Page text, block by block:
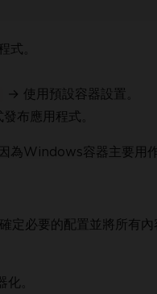
式。
→ 使用預設容器設置。
布應用程式。
Windows容器主要用
必要的配置並將所有內
。